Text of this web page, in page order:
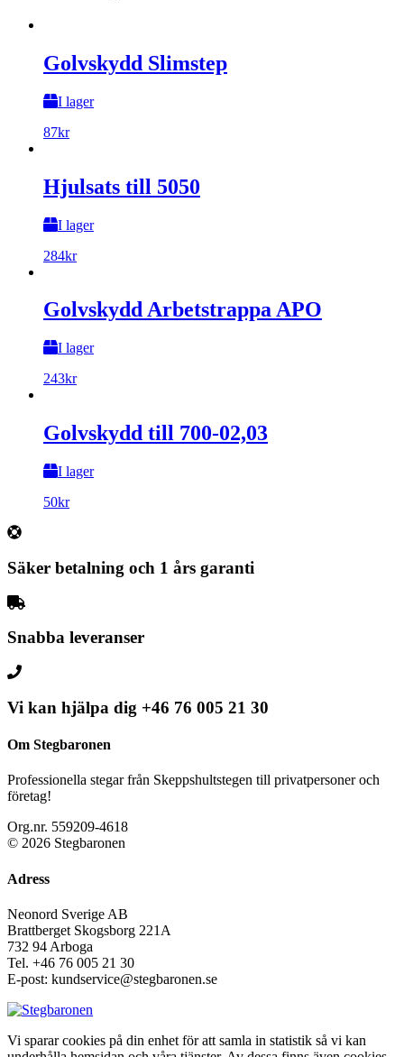
Golvskydd Slimstep
I lager
87kr
Hjulsats till 5050
I lager
284kr
Golvskydd Arbetstrappa APO
I lager
243kr
Golvskydd till 700-02,03
I lager
50kr
Säker betalning och 1 års garanti
Snabba leveranser
Vi kan hjälpa dig +46 76 005 21 30
Om Stegbaronen
Professionella stegar från Skeppshultstegen till privatpersoner och
företag!
Org.nr. 559209-4618
© 2026 Stegbaronen
Adress
Neonord Sverige AB
Brattberget Skogsborg 221A
732 94 Arboga
Tel. +46 76 005 21 30
E-post: kundservice@stegbaronen.se
Vi sparar cookies på din enhet för att samla in statistik så vi kan